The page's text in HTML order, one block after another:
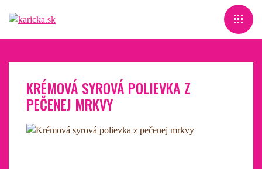
KRÉMOVÁ SYROVÁ POLIEVKA Z
PEČENEJ MRKVY